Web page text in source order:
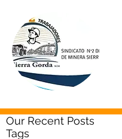
Our Recent Posts
Tags